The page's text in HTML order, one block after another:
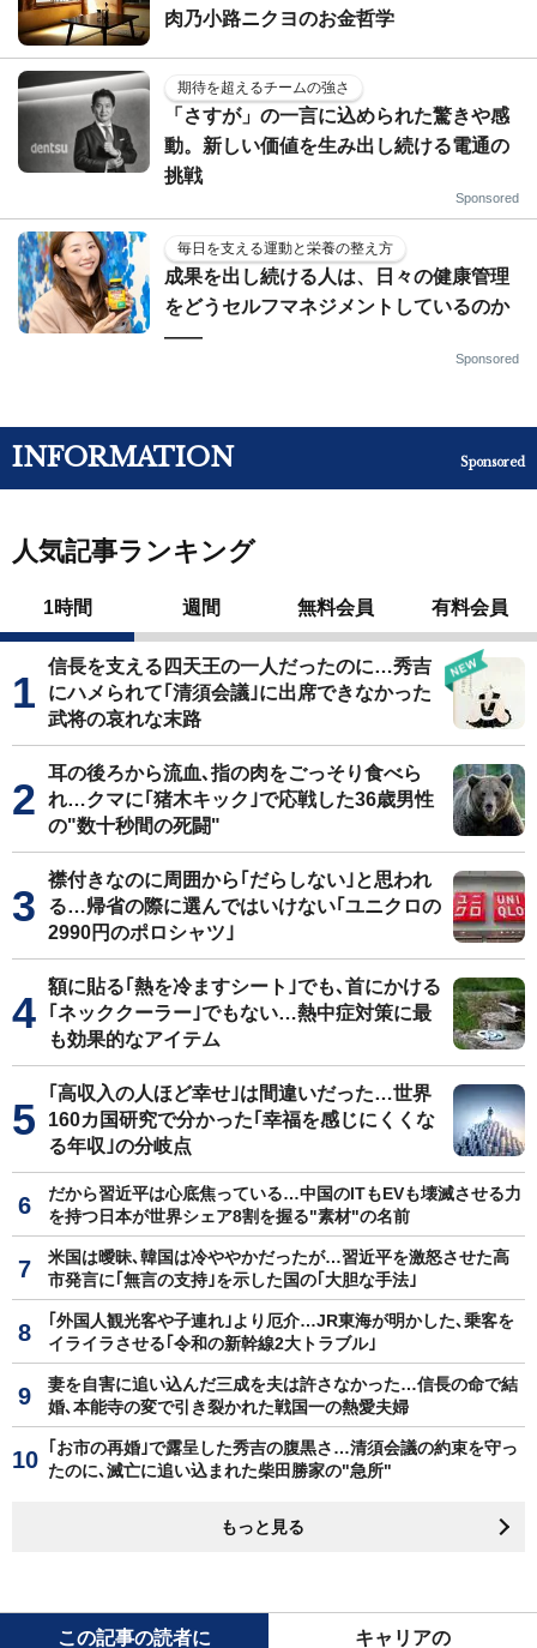
肉乃小路ニクヨのお金哲学
期待を超えるチームの強さ
「さすが」の一言に込められた驚きや感
動。新しい価値を生み出し続ける電通の
挑戦
Sponsored
毎日を支える運動と栄養の整え方
成果を出し続ける人は、日々の健康管理
をどうセルフマネジメントしているのか
——
Sponsored
INFORMATION Sponsored
人気記事ランキング
1時間 週間 無料会員 有料会員
信長を支える四天王の一人だったのに…秀吉
にハメられて｢清須会議｣に出席できなかった
武将の哀れな末路
耳の後ろから流血､指の肉をごっそり食べら
れ…クマに｢猪木キック｣で応戦した36歳男性
の"数十秒間の死闘"
襟付きなのに周囲から｢だらしない｣と思われ
る…帰省の際に選んではいけない｢ユニクロの
2990円のポロシャツ｣
額に貼る｢熱を冷ますシート｣でも､首にかける
｢ネッククーラー｣でもない…熱中症対策に最
も効果的なアイテム
｢高収入の人ほど幸せ｣は間違いだった…世界
160カ国研究で分かった｢幸福を感じにくくな
る年収｣の分岐点
だから習近平は心底焦っている…中国のITもEVも壊滅させる力
を持つ日本が世界シェア8割を握る"素材"の名前
米国は曖昧､韓国は冷ややかだったが…習近平を激怒させた高
市発言に｢無言の支持｣を示した国の｢大胆な手法｣
｢外国人観光客や子連れ｣より厄介…JR東海が明かした､乗客を
イライラさせる｢令和の新幹線2大トラブル｣
妻を自害に追い込んだ三成を夫は許さなかった…信長の命で結
婚､本能寺の変で引き裂かれた戦国一の熱愛夫婦
｢お市の再婚｣で露呈した秀吉の腹黒さ…清須会議の約束を守っ
たのに､滅亡に追い込まれた柴田勝家の"急所"
もっと見る
この記事の読者に キャリアの